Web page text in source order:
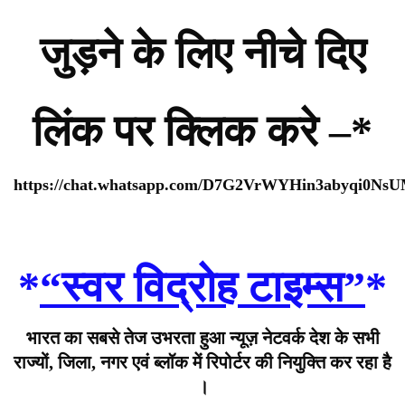
जुड़ने के लिए नीचे दिए
लिंक पर क्लिक करे –*
https://chat.whatsapp.com/
*“स्वर विद्रोह टाइम्स”*
भारत का सबसे तेज उभरता हुआ न्यूज़ नेटवर्क देश के सभी
राज्यों, जिला, नगर एवं ब्लॉक में रिपोर्टर की नियुक्ति कर रहा है
।